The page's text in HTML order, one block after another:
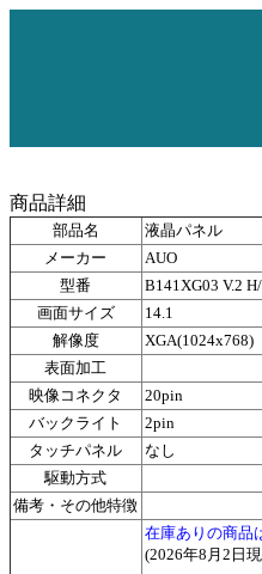
商品詳細
部品名
液晶パネル
メーカー
AUO
型番
B141XG03 V.2
画面サイズ
14.1
解像度
XGA(1024x768)
表面加工
映像コネクタ
20pin
バックライト
2pin
タッチパネル
なし
駆動方式
備考・その他特徴
在庫ありの商品
(2026年8月2日